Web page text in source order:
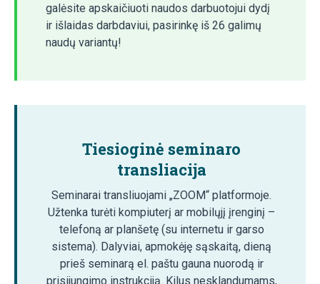
galėsite apskaičiuoti naudos darbuotojui dydį
ir išlaidas darbdaviui, pasirinkę iš 26 galimų
naudų variantų!
Tiesioginė seminaro
transliacija
Seminarai transliuojami „ZOOM“ platformoje.
Užtenka turėti kompiuterį ar mobilųjį įrenginį –
telefoną ar planšetę (su internetu ir garso
sistema). Dalyviai, apmokėję sąskaitą, dieną
prieš seminarą el. paštu gauna nuorodą ir
prisijungimo instrukciją. Kilus nesklandumams,